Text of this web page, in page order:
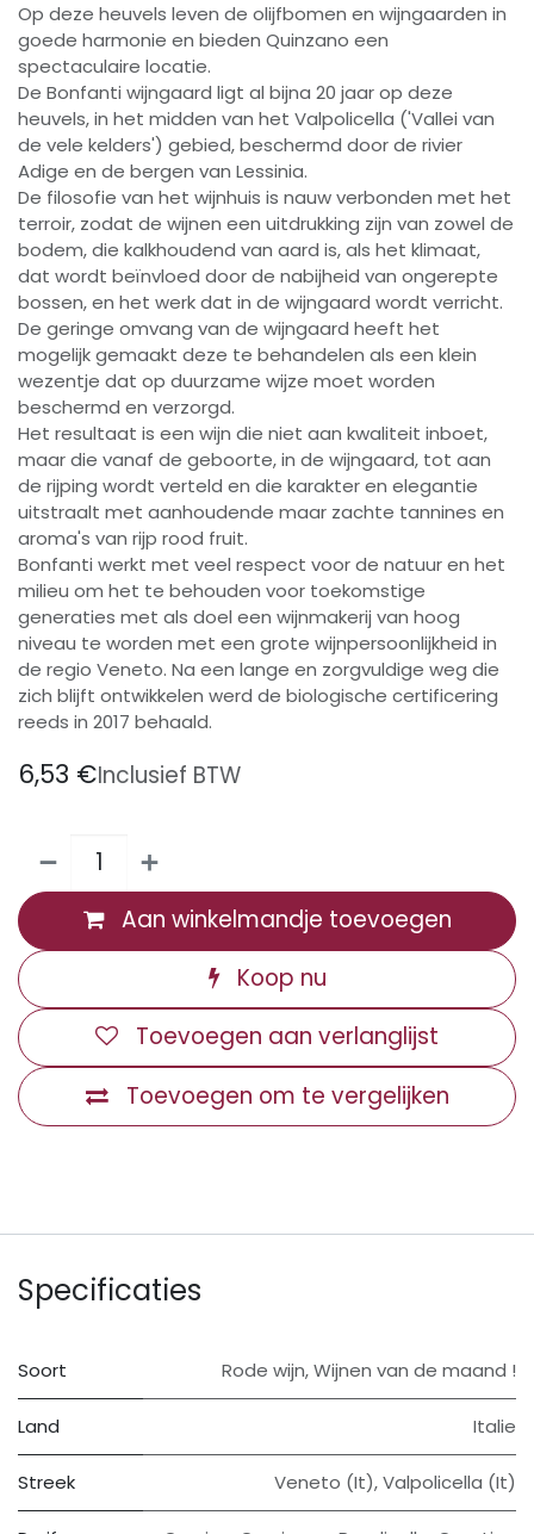
Op deze heuvels leven de olijfbomen en wijngaarden in
goede harmonie en bieden Quinzano een
spectaculaire locatie.
De Bonfanti wijngaard ligt al bijna 20 jaar op deze
heuvels, in het midden van het Valpolicella ('Vallei van
de vele kelders') gebied, beschermd door de rivier
Adige en de bergen van Lessinia.
De filosofie van het wijnhuis is nauw verbonden met het
terroir, zodat de wijnen een uitdrukking zijn van zowel de
bodem, die kalkhoudend van aard is, als het klimaat,
dat wordt beïnvloed door de nabijheid van ongerepte
bossen, en het werk dat in de wijngaard wordt verricht.
De geringe omvang van de wijngaard heeft het
mogelijk gemaakt deze te behandelen als een klein
wezentje dat op duurzame wijze moet worden
beschermd en verzorgd.
Het resultaat is een wijn die niet aan kwaliteit inboet,
maar die vanaf de geboorte, in de wijngaard, tot aan
de rijping wordt verteld en die karakter en elegantie
uitstraalt met aanhoudende maar zachte tannines en
aroma's van rijp rood fruit.
Bonfanti werkt met veel respect voor de natuur en het
milieu om het te behouden voor toekomstige
generaties met als doel een wijnmakerij van hoog
niveau te worden met een grote wijnpersoonlijkheid in
de regio Veneto. Na een lange en zorgvuldige weg die
zich blijft ontwikkelen werd de biologische certificering
reeds in 2017 behaald.
6,53 €Inclusief BTW
Aan winkelmandje toevoegen
Koop nu
Toevoegen om te vergelijken
Toevoegen aan verlanglijst
Specificaties
Soort Rode wijn,Wijnen van de maand !
Land Italie
Streek Veneto (It),Valpolicella (It)